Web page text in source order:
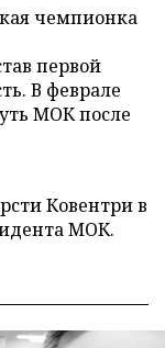
чемпионка
первой
В феврале
МОК после
Ковентри в
МОК.